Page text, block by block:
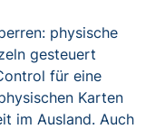
physische
gesteuert
für eine
Karten
im Ausland. Auch